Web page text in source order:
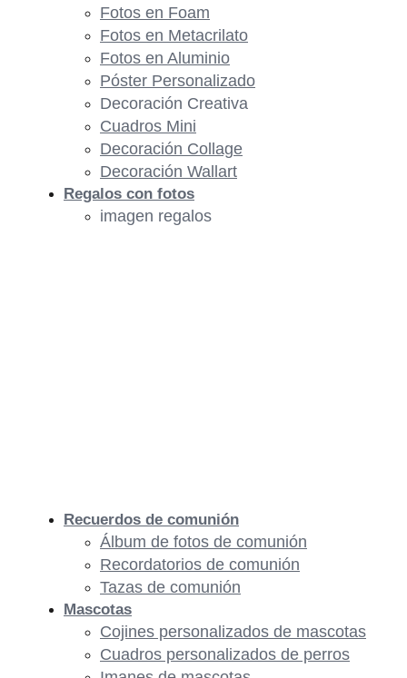
Fotos en Foam
Fotos en Metacrilato
Fotos en Aluminio
Póster Personalizado
Decoración Creativa
Cuadros Mini
Decoración Collage
Decoración Wallart
Regalos con fotos
imagen regalos
Recuerdos de comunión
Álbum de fotos de comunión
Recordatorios de comunión
Tazas de comunión
Mascotas
Cojines personalizados de mascotas
Cuadros personalizados de perros